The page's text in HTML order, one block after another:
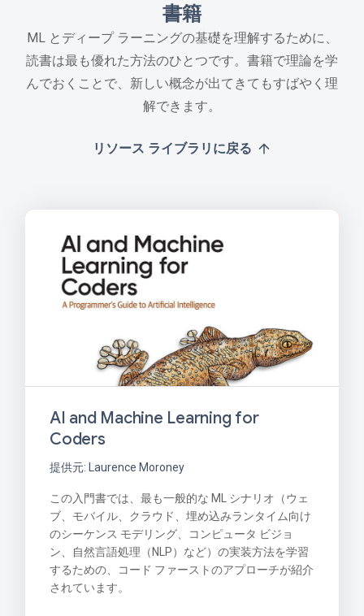
書籍
ML とディープ ラーニングの基礎を理解するために、
読書は最も優れた方法のひとつです。書籍で理論を学
んでおくことで、新しい概念が出てきてもすばやく理
解できます。
リソース ライブラリに戻る
AI and Machine Learning for
Coders
提供元: Laurence Moroney
この入門書では、最も一般的な ML シナリオ（ウェ
ブ、モバイル、クラウド、埋め込みランタイム向け
のシーケンス モデリング、コンピュータ ビジョ
ン、自然言語処理（NLP）など）の実装方法を学習
するための、コード ファーストのアプローチが紹介
されています。